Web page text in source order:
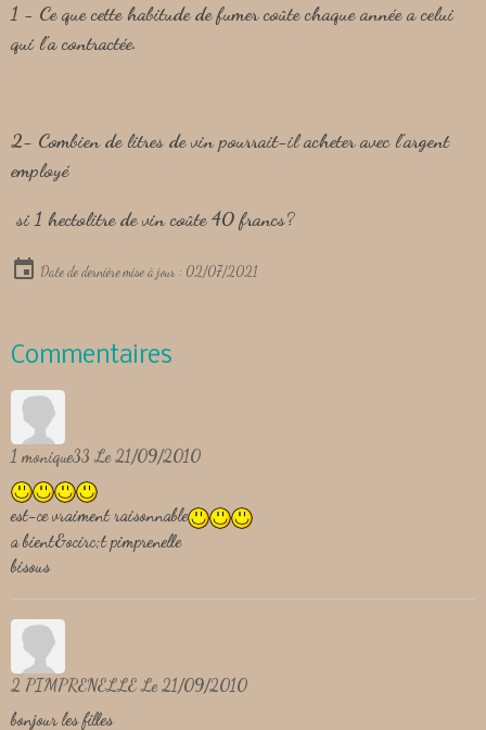
1 - Ce que cette habitude de fumer coûte chaque année a celui
qui l'a contractée.
2- Combien de litres de vin pourrait-il acheter avec l'argent
employé
si 1 hectolitre de vin coûte 40 francs?
Date de dernière mise à jour : 02/07/2021
Commentaires
1 monique33Le 21/09/2010
est-ce vraiment raisonnable
a bient&ocirc;t pimprenelle
bisous
2 PIMPRENELLELe 21/09/2010
bonjour les filles